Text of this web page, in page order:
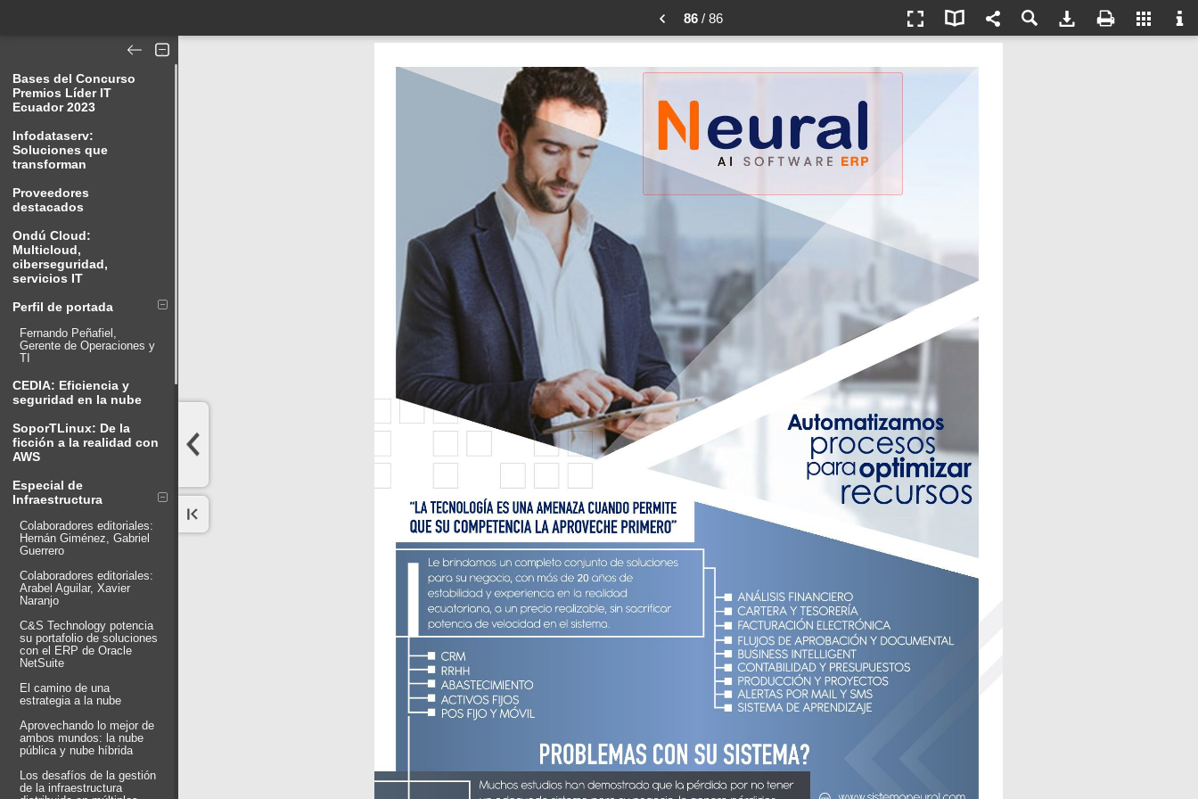
86 / 86
Bases del Concurso
Premios Líder IT
Ecuador 2023
Infodataserv:
Soluciones que
transforman
Proveedores
destacados
Ondú Cloud:
Multicloud,
ciberseguridad,
servicios IT
Perfil de portada
Fernando Peñafiel,
Gerente de Operaciones y
TI
CEDIA: Eficiencia y
seguridad en la nube
SoporTLinux: De la
ficción a la realidad con
AWS
Especial de
Infraestructura
Colaboradores editoriales:
Hernán Giménez, Gabriel
Guerrero
Colaboradores editoriales:
Arabel Aguilar, Xavier
Naranjo
C&S Technology potencia
su portafolio de soluciones
con el ERP de Oracle
NetSuite
El camino de una
estrategia a la nube
Aprovechando lo mejor de
ambos mundos: la nube
pública y nube híbrida
Los desafíos de la gestión
de la infraestructura